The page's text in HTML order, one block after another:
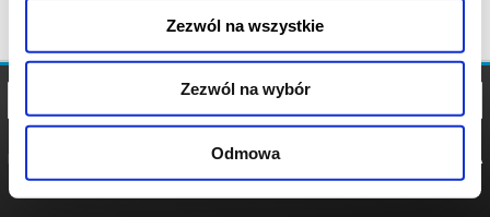
Zezwól na wszystkie
Zezwól na wybór
Odmowa
POLITYKA
POLITYKA